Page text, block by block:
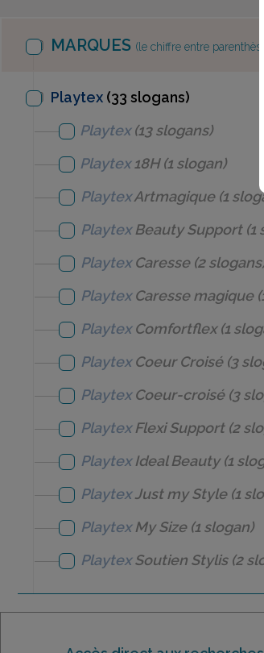
MARQUES (le chiffre entre
Playtex (33 slogans)
Playtex (13 slogans)
Playtex 18H(1 slogan)
PlaytexArtmagique(1
Playtex Beauty Support(1
Playtex Caresse(2
Playtex Caresse magique
Playtex Comfortflex(1
Playtex Coeur Croisé(3
Playtex Coeur-croisé(3
Playtex Flexi Support(2
Playtex Ideal Beauty(1
Playtex Just my Style(1
Playtex My Size(1 slogan)
Playtex Soutien Stylis(2